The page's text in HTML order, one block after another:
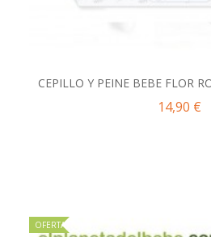
CEPILLO Y PEINE BEBE FLOR
14,90 €
OFERTA